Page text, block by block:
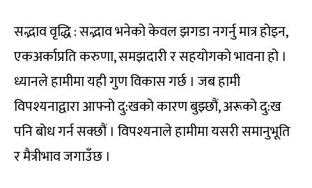
सद्भाव वृद्धि : सद्भाव भनेको केवल झगडा नगर्नु मात्र होइन,
एकअर्काप्रति करुणा, समझदारी र सहयोगको भावना हो ।
ध्यानले हामीमा यही गुण विकास गर्छ । जब हामी
विपश्यनाद्वारा आफ्नो दु:खको कारण बुझ्छौं, अरूको दु:ख
पनि बोध गर्न सक्छौं । विपश्यनाले हामीमा यसरी समानुभूति
र मैत्रीभाव जगाउँछ ।